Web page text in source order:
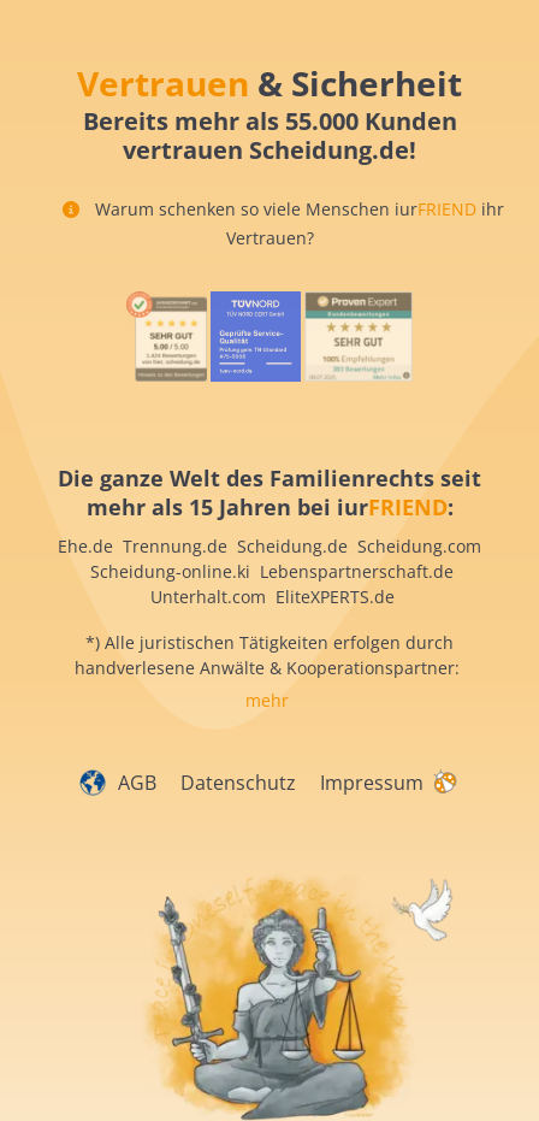
Vertrauen & Sicherheit
Bereits mehr als 55.000 Kunden
vertrauen Scheidung.de!
Warum schenken so viele Menschen iurFRIEND ihr
Vertrauen?
Die ganze Welt des Familienrechts seit
mehr als 15 Jahren bei iurFRIEND:
Ehe.de Trennung.de Scheidung.de Scheidung.com
Scheidung-online.ki Lebenspartnerschaft.de
Unterhalt.com EliteXPERTS.de
*) Alle juristischen Tätigkeiten erfolgen durch
handverlesene Anwälte & Kooperationspartner:
mehr
AGB Datenschutz Impressum